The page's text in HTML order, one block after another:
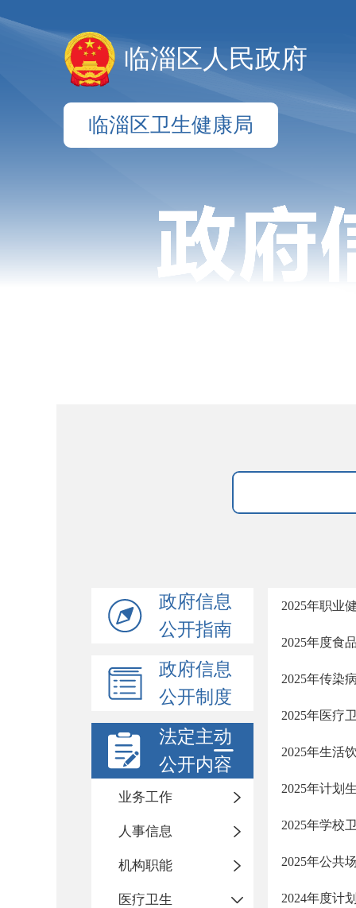
临淄区人民政府
临淄区卫生健康局
政府信息
公开指南
政府信息
公开制度
法定主动
公开内容
业务工作
人事信息
机构职能
医疗卫生
2025年职业
2025年度食
2025年传染
2025年医疗
2025年生活
2025年计划
2025年学校
2025年公共
2024年度计